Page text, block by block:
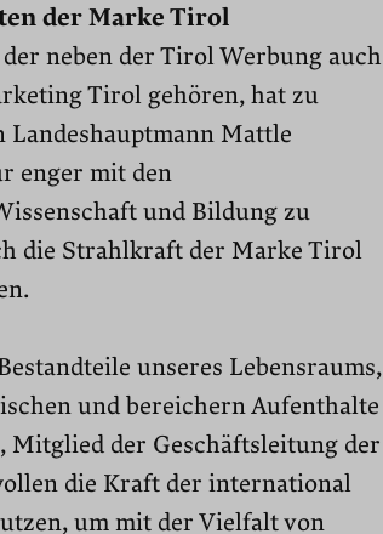
der Marke Tirol
neben der Tirol Werbung auch
Tirol gehören, hat zu
Landeshauptmann Mattle
enger mit den
und Bildung zu
die Strahlkraft der Marke Tirol
unseres Lebensraums,
und bereichern Aufenthalte
, Mitglied der Geschäftsleitung der
die Kraft der international
um mit der Vielfalt von